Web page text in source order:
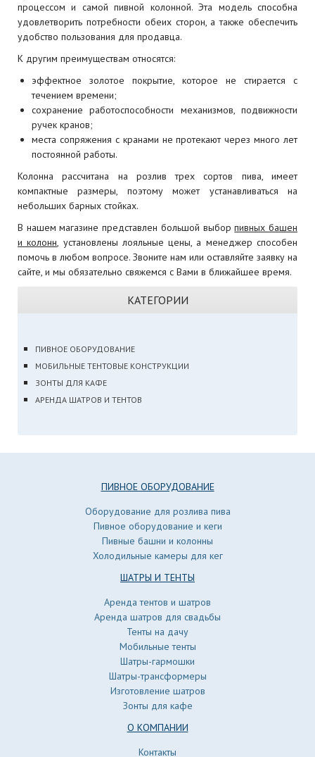
процессом и самой пивной колонной. Эта модель способна
удовлетворить потребности обеих сторон, а также обеспечить
удобство пользования для продавца.
К другим преимуществам относятся:
эффектное золотое покрытие, которое не стирается с
течением времени;
сохранение работоспособности механизмов, подвижности
ручек кранов;
места сопряжения с кранами не протекают через много лет
постоянной работы.
Колонна рассчитана на розлив трех сортов пива, имеет
компактные размеры, поэтому может устанавливаться на
небольших барных стойках.
В нашем магазине представлен большой выборпивных башен
и колонн, установлены лояльные цены, а менеджер способен
помочь в любом вопросе. Звоните нам или оставляйте заявку на
сайте, и мы обязательно свяжемся с Вами в ближайшее время.
КАТЕГОРИИ
ПИВНОЕ ОБОРУДОВАНИЕ
МОБИЛЬНЫЕ ТЕНТОВЫЕ КОНСТРУКЦИИ
ЗОНТЫ ДЛЯ КАФЕ
АРЕНДА ШАТРОВ И ТЕНТОВ
ПИВНОЕ ОБОРУДОВАНИЕ
Оборудование для розлива пива
Пивное оборудование и кеги
Пивные башни и колонны
Холодильные камеры для кег
ШАТРЫ И ТЕНТЫ
Аренда тентов и шатров
Аренда шатров для свадьбы
Тенты на дачу
Мобильные тенты
Шатры-гармошки
Шатры-трансформеры
Изготовление шатров
Зонты для кафе
О КОМПАНИИ
Контакты